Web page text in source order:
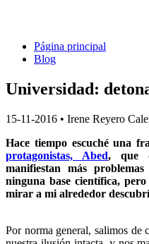
Página principal
Blog
Universidad:
15-11-2016 • Irene Reyero
Hace tiempo escuché una
protagonistas, Abed, que
manifiestan más
ninguna base científica,
mirar a mi alrededor
Por norma general, salimos de